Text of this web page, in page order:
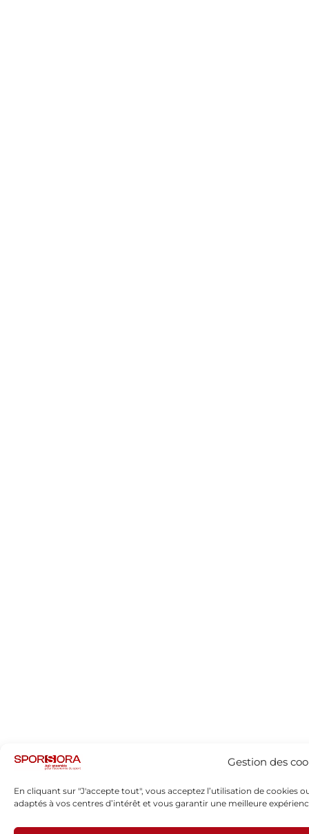
Gestion des
En cliquant sur "J'accepte tout", vous acceptez l’utilisation de cookies
adaptés à vos centres d’intérêt et vous garantir une meilleure